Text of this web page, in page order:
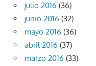
julio 2016 (36)
junio 2016 (32)
mayo 2016 (36)
abril 2016 (37)
marzo 2016 (33)